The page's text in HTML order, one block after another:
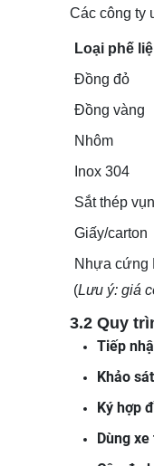
Các công ty
Loại phế
Đồng đỏ
Đồng vàng
Nhôm
Inox 304
Sắt thép vụn
Giấy/carton
Nhựa cứng
(Lưu ý: giá
3.2 Quy
Tiếp
Khảo
Ký hợp
Dùng